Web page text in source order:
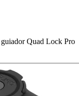
guiador Quad Lock Pro